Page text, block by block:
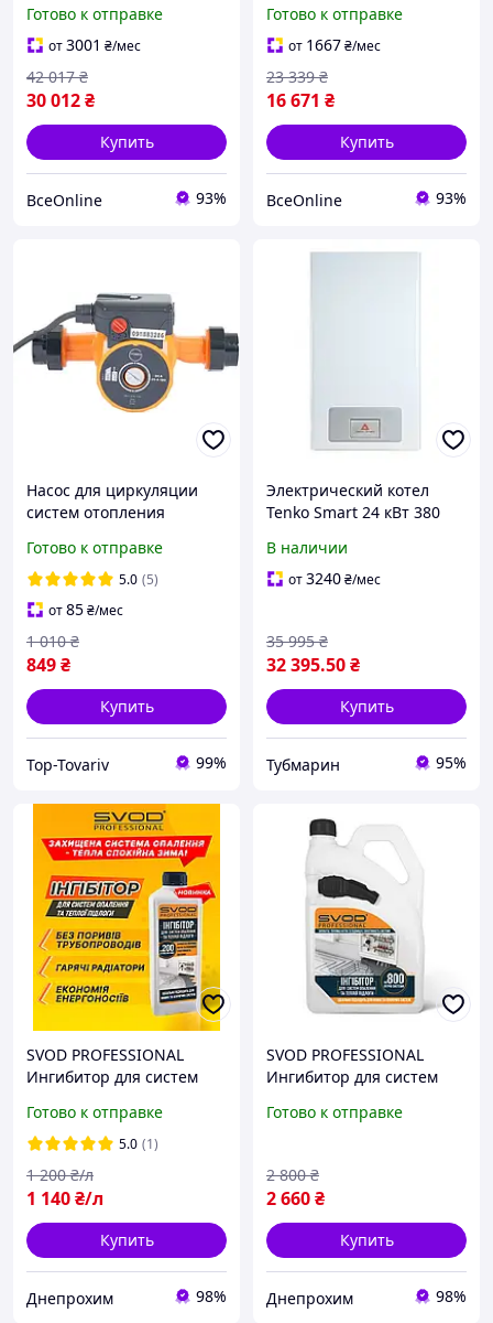
для отопления частного
дома и д
Готово к отправке
от3001 ₴/мес
30 012₴
42 017 ₴
Купить
ВсеOnline 93%
настенный для
отопления частного дома
и дачи
Готово к отправке
от 1667₴/мес
16 671 ₴
23 339 ₴
Купить
ВсеOnline 93%
Насос для циркуляции
систем отопления
DCA 25-4-180
Готово к отправке
5.0 (5)
от85₴/мес
849₴
1 010 ₴
Купить
Top-Tovariv 99%
Электрический котел
Tenko Smart 24 кВт 380
В наличии
от3240₴/мес
32 395.50₴
35 995 ₴
Купить
Тубмарин 95%
SVOD PROFESSIONAL
Ингибитор для систем
дом", 1 л (на 200 л
системы)
Готово к отправке
5.0 (1)
1 140₴/л
1 200 ₴/л
Купить
Днепрохим 98%
SVOD PROFESSIONAL
Ингибитор для систем
дом", 4 л (на 800 л
Готово к отправке
2 660₴
2 800 ₴
Купить
Днепрохим 98%